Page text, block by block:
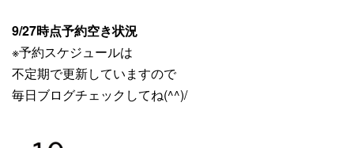
9/27時点予約空き状況
※予約スケジュールは
不定期で更新していますので
毎日ブログチェックしてね(^^)/